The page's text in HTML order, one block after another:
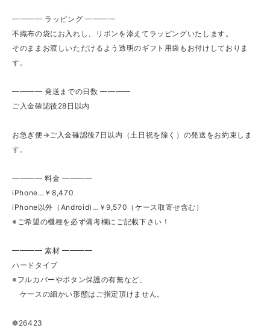
━━━━ ラッピング ━━━━
不織布の袋にお入れし、リボンを添えてラッピングいたします。
そのままお渡しいただけるよう透明のギフト用袋もお付けしておりま
す。
━━━━ 発送までの日数 ━━━━
ご入金確認後28日以内
お急ぎ便→ご入金確認後7日以内（土日祝を除く）の発送をお約束しま
す。
━━━━ 料金 ━━━━
iPhone…￥8,470
iPhone以外（Android)…￥9,570（ケース取寄せ含む）
※ご希望の機種を必ず備考欄にご記載下さい！
━━━━ 素材 ━━━━
ハードタイプ
※フルカバーやボタン保護の有無など、
ケースの細かい形態はご指定頂けません。
❁26423